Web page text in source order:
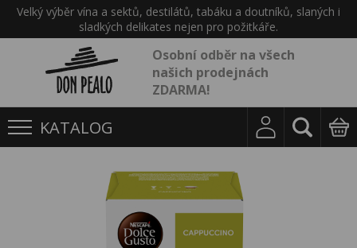
Velký výběr vína a sektů, destilátů, tabáku a doutníků, slaných i
sladkých delikates nejen pro požitkáře.
Osobní odběr na všech
našich prodejnách
ZDARMA!
KATALOG